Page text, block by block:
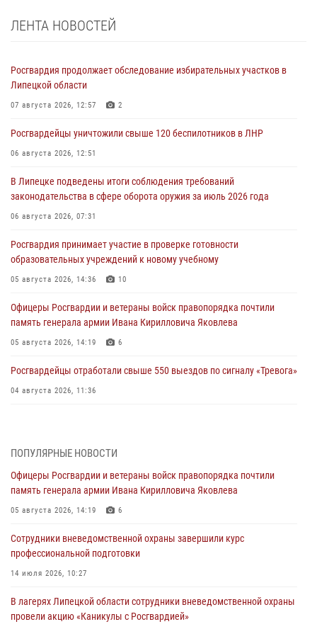
ЛЕНТА НОВОСТЕЙ
Росгвардия продолжает обследование избирательных участков в
Липецкой области
07 августа 2026, 12:57 2
Росгвардейцы уничтожили свыше 120 беспилотников в ЛНР
06 августа 2026, 12:51
В Липецке подведены итоги соблюдения требований
законодательства в сфере оборота оружия за июль 2026 года
06 августа 2026, 07:31
Росгвардия принимает участие в проверке готовности
образовательных учреждений к новому учебному
05 августа 2026, 14:36 10
Офицеры Росгвардии и ветераны войск правопорядка почтили
память генерала армии Ивана Кирилловича Яковлева
05 августа 2026, 14:19 6
Росгвардейцы отработали свыше 550 выездов по сигналу «Тревога»
04 августа 2026, 11:36
04 августа 2026, 09:05
Росгвардия обеспечила безопасность граждан на праздновании
Дня ВДВ в Липецке
03 августа 2026, 13:43
Росгвардейцы обеспечили безопасность граждан в День Лев-
Толстовского района
03 августа 2026, 13:41
Росгвардия противодействует БПЛА ВСУ на южном направлении
(видео)
ПОПУЛЯРНЫЕ НОВОСТИ
Офицеры Росгвардии и ветераны войск правопорядка почтили
память генерала армии Ивана Кирилловича Яковлева
05 августа 2026, 14:19 6
Сотрудники вневедомственной охраны завершили курс
профессиональной подготовки
14 июля 2026, 10:27
В лагерях Липецкой области сотрудники вневедомственной охраны
провели акцию «Каникулы с Росгвардией»